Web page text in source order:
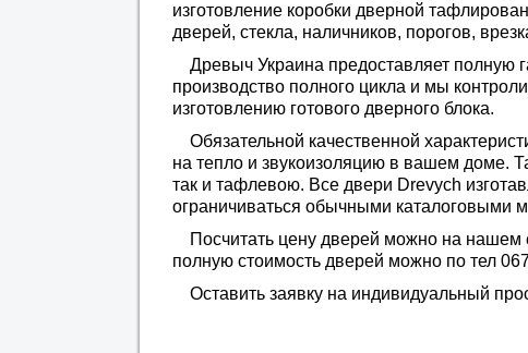
изготовление коробки дверной
дверей, стекла, наличников, порогов,
Древыч Украина предоставляет полную
производство полного цикла и мы
изготовлению готового дверного блока.
Обязательной качественной
на тепло и звукоизоляцию в вашем доме.
так и тафлевою. Все двери Drevych
ограничиваться обычными каталоговыми
Посчитать цену дверей можно на нашем
полную стоимость дверей можно по тел
Оставить заявку на индивидуальный